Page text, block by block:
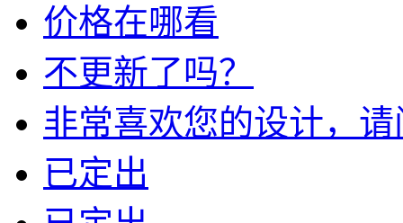
价格在哪看
不更新了吗？
非常喜欢您的设计，请
已定出